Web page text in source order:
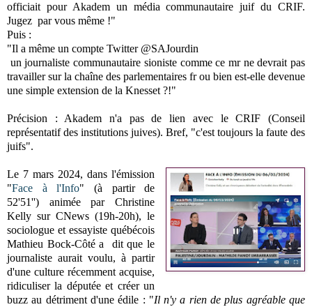
officiait pour Akadem un média communautaire juif du CRIF.
Jugez par vous même !"
Puis :
"Il a même un compte Twitter @SAJourdin
un journaliste communautaire sioniste comme ce mr ne devrait pas
travailler sur la chaîne des parlementaires fr ou bien est-elle devenue
une simple extension de la Knesset ?!"
Précision : Akadem n'a pas de lien avec le CRIF (Conseil
représentatif des institutions juives). Bref, "c'est toujours la faute des
juifs".
Le 7 mars 2024, dans l'émission
"Face à l'Info" (à partir de
52'51'') animée par Christine
Kelly sur CNews (19h-20h), le
sociologue et essayiste québécois
Mathieu Bock-Côté a dit que le
journaliste aurait voulu, à partir
d'une culture récemment acquise,
ridiculiser la députée et créer un
buzz au détriment d'une édile : "Il n'y a rien de plus agréable que